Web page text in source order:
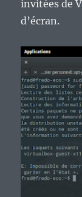
invitées de
d’écran.